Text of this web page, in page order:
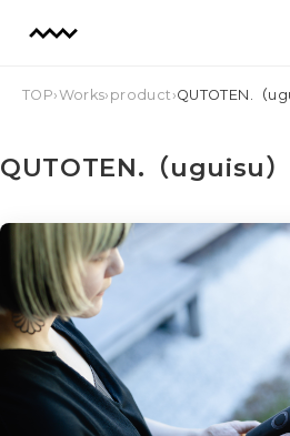
TOP›Works› product›QUTOTEN.（
QUTOTEN.（uguisu）